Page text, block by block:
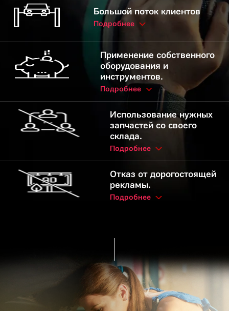
Большой поток клиентов
Подробнее
Применение собственного
оборудования и
инструментов.
Подробнее
Использование нужных
запчастей со своего
склада.
Подробнее
Отказ от дорогостоящей
рекламы.
Подробнее